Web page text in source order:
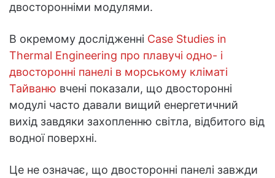
двосторонніми модулями.
В окремому дослідженні Case Studies in
Thermal Engineering про плавучі одно- і
двосторонні панелі в морському кліматі
Тайваню вчені показали, що двосторонні
модулі часто давали вищий енергетичний
вихід завдяки захопленню світла, відбитого від
водної поверхні.
Це не означає, що двосторонні панелі завжди